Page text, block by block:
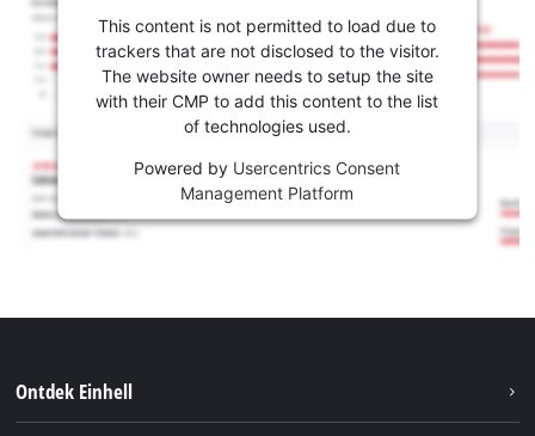
This content is not permitted to load due to
trackers that are not disclosed to the visitor.
The website owner needs to setup the site
with their CMP to add this content to the list
of technologies used.
Powered by Usercentrics Consent
Management Platform
Ontdek Einhell